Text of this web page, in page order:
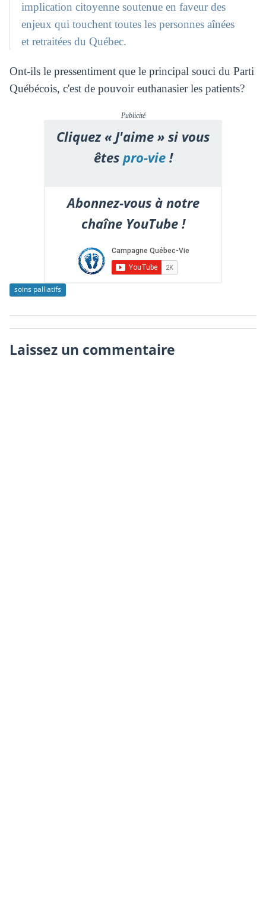
implication citoyenne soutenue en faveur des
enjeux qui touchent toutes les personnes aînées
et retraitées du Québec.
Ont-ils le pressentiment que le principal souci du Parti
Québécois, c'est de pouvoir euthanasier les patients?
Publicité
Cliquez « J'aime » si vous
êtespro-vie!
Abonnez-vous à notre
chaîne YouTube !
soins palliatifs
Laissez un commentaire